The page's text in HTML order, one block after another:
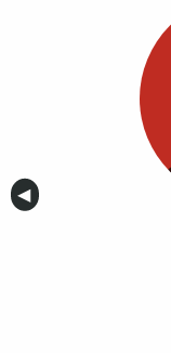
Anterior
◀︎